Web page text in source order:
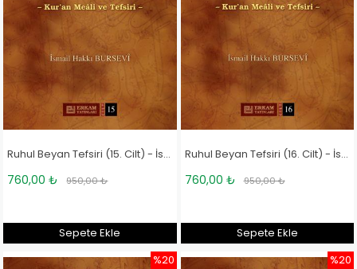
Ruhul Beyan Tefsiri (15. Cilt) - İsmail Hakkı Bursevi
760,00 ₺ 950,00 ₺
Sepete Ekle
Ruhul Beyan Tefsiri (16. Cilt) - İsmail Hakkı Bursevi
760,00 ₺ 950,00 ₺
Sepete Ekle
%20 %20